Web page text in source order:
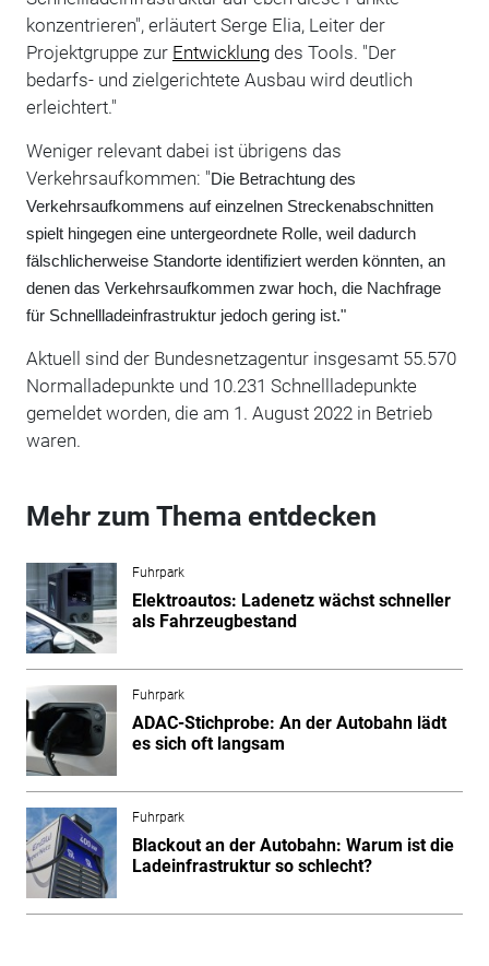
konzentrieren", erläutert Serge Elia, Leiter der
Projektgruppe zur Entwicklungdes Tools. "Der
bedarfs- und zielgerichtete Ausbau wird deutlich
erleichtert."
Weniger relevant dabei ist übrigens das
Verkehrsaufkommen: "Die Betrachtung des
Verkehrsaufkommens auf einzelnen Streckenabschnitten
spielt hingegen eine untergeordnete Rolle, weil dadurch
fälschlicherweise Standorte identifiziert werden könnten, an
denen das Verkehrsaufkommen zwar hoch, die Nachfrage
für Schnellladeinfrastruktur jedoch gering ist."
Aktuell sind der Bundesnetzagentur insgesamt 55.570
Normalladepunkte und 10.231 Schnellladepunkte
gemeldet worden, die am 1. August 2022 in Betrieb
waren.
Mehr zum Thema entdecken
Fuhrpark
Elektroautos: Ladenetz wächst schneller
als Fahrzeugbestand
Fuhrpark
ADAC-Stichprobe: An der Autobahn lädt
es sich oft langsam
Fuhrpark
Blackout an der Autobahn: Warum ist die
Ladeinfrastruktur so schlecht?